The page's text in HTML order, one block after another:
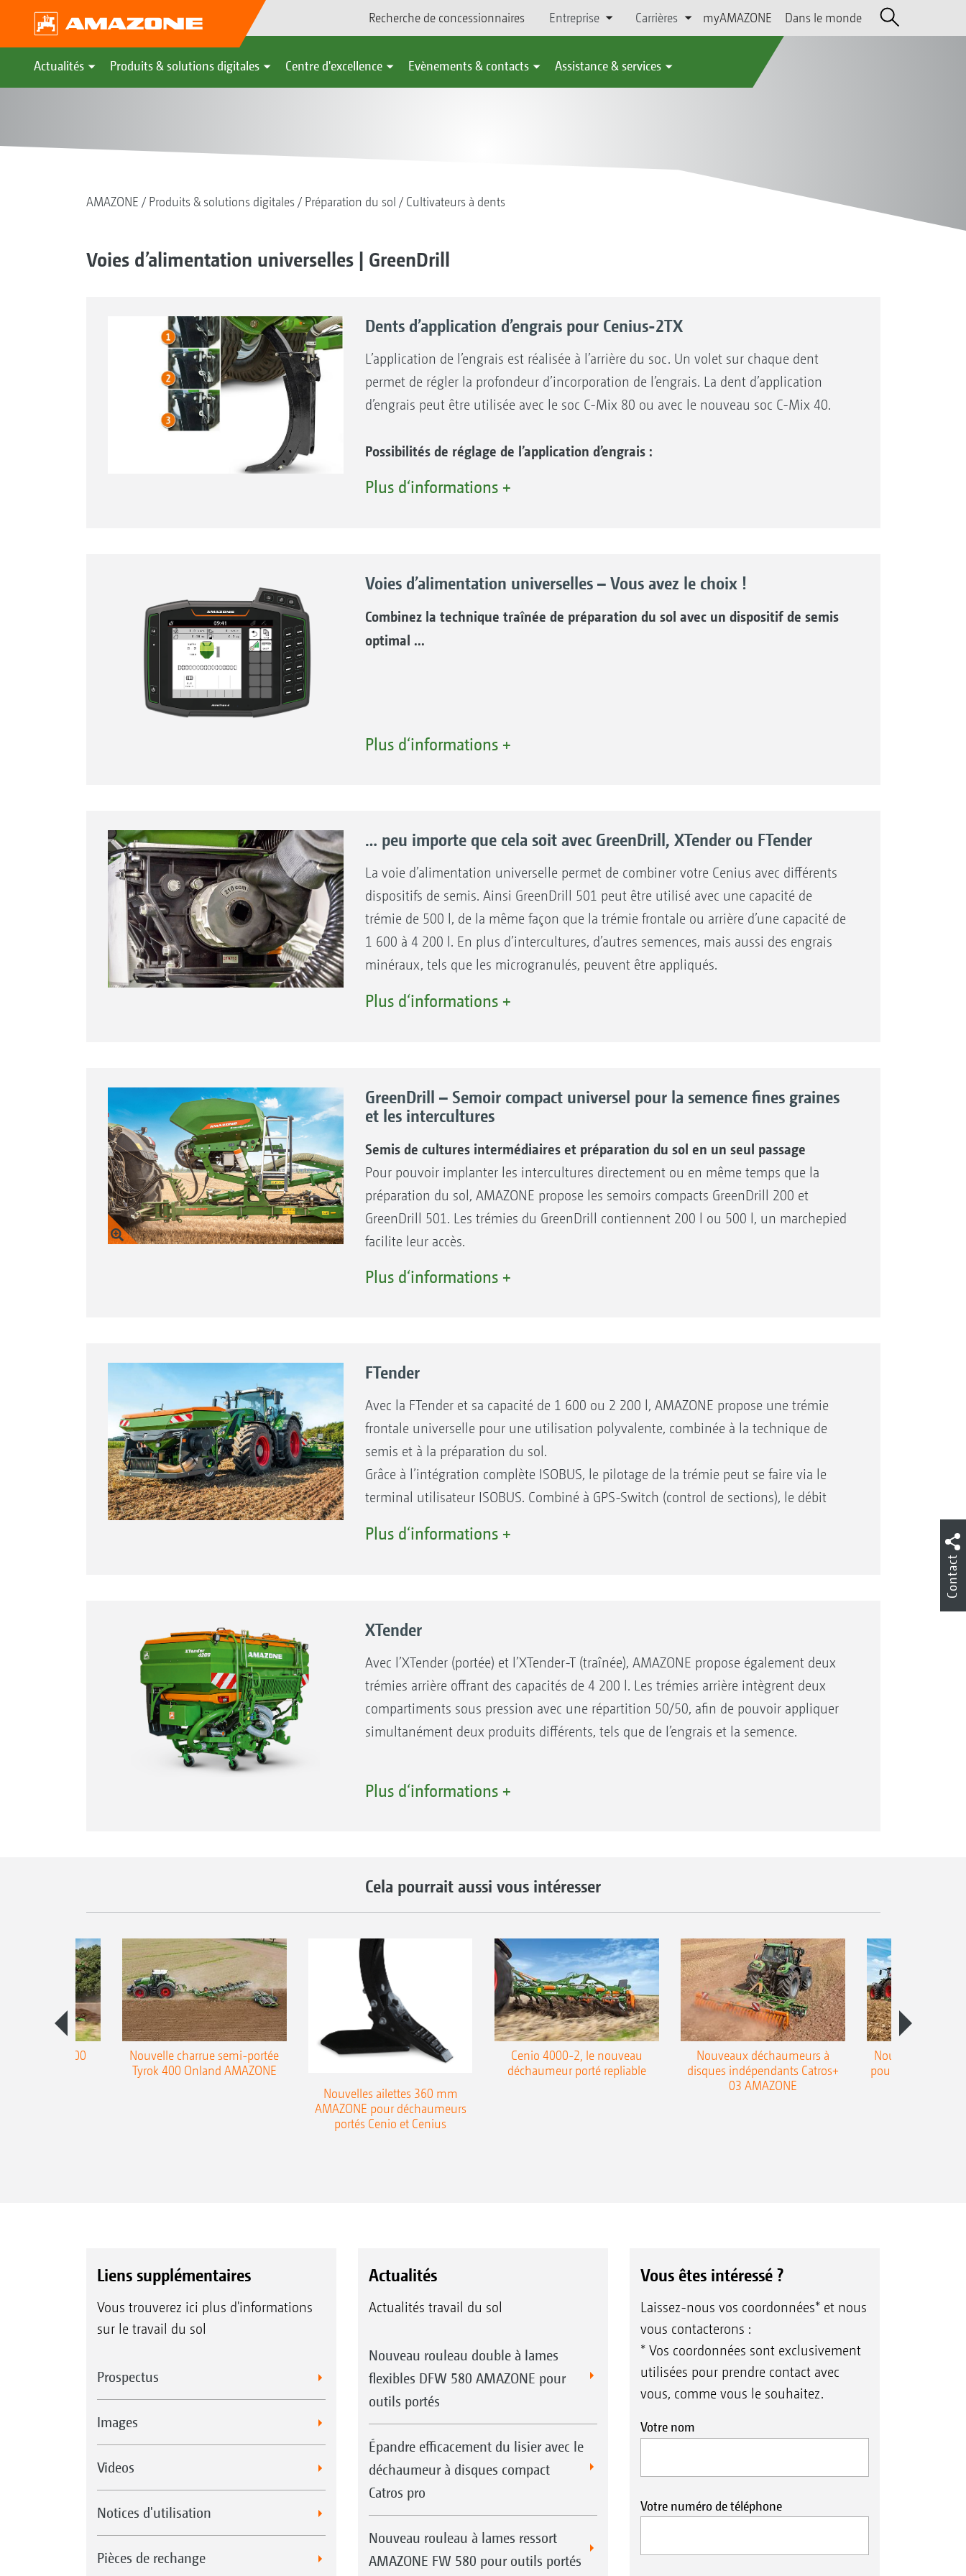
Recherche de concessionnaires Entreprise Carrières myAMAZONE Dans le monde
Actualités Produits & solutions digitales Centre d'excellence Evènements & contacts Assistance & services
AMAZONE Produits & solutions digitales Préparation du sol Cultivateurs à dents
Voies d’alimentation universelles | GreenDrill
Dents d’application d’engrais pour Cenius-2TX
L’application de l’engrais est réalisée à l’arrière du soc. Un volet sur chaque dent
permet de régler la profondeur d’incorporation de l’engrais. La dent d’application
d’engrais peut être utilisée avec le soc C-Mix 80 ou avec le nouveau soc C-Mix 40.
Possibilités de réglage de l’application d’engrais :
50 % superficielle/50 % localisée
Plus d‘informations +
Voies d’alimentation universelles – Vous avez le choix !
Combinez la technique traînée de préparation du sol avec un dispositif de semis
optimal ...
Avantages avec tête de distribution segmentée
Meilleure répartition transversale sur toute la largeur de travail
Combinaison de différents dispositifs de semis
Plus d‘informations +
… peu importe que cela soit avec GreenDrill, XTender ou FTender
La voie d’alimentation universelle permet de combiner votre Cenius avec différents
dispositifs de semis. Ainsi GreenDrill 501 peut être utilisé avec une capacité de
trémie de 500 l, de la même façon que la trémie frontale ou arrière d’une capacité de
1 600 à 4 200 l. En plus d’intercultures, d’autres semences, mais aussi des engrais
minéraux, tels que les microgranulés, peuvent être appliqués.
Plus d‘informations +
GreenDrill – Semoir compact universel pour la semence fines graines
et les intercultures
Semis de cultures intermédiaires et préparation du sol en un seul passage
Pour pouvoir implanter les intercultures directement ou en même temps que la
préparation du sol, AMAZONE propose les semoirs compacts GreenDrill 200 et
GreenDrill 501. Les trémies du GreenDrill contiennent 200 l ou 500 l, un marchepied
facilite leur accès.
Vos avantages
dosage
Incorporation sur une large surface par le biais de diffuseurs
Sécurité et confort d’accès par un marchepied
Dosage précis avec répartition transversale exceptionnelle
Commande machine confortable possible via ISOBUS (GD 501) pour permettre un
traitement des cartes de modulation spécifique à la surface parcellaire
Plus d‘informations +
FTender
Avec la FTender et sa capacité de 1 600 ou 2 200 l, AMAZONE propose une trémie
frontale universelle pour une utilisation polyvalente, combinée à la technique de
semis et à la préparation du sol.
Grâce à l’intégration complète ISOBUS, le pilotage de la trémie peut se faire via le
terminal utilisateur ISOBUS. Combiné à GPS-Switch (control de sections), le débit
carte de modulation.
Trémie frontale FTender 1600 avec Cenius-2TX
Plus d‘informations +
XTender
Avec l’XTender (portée) et l’XTender-T (traînée), AMAZONE propose également deux
trémies arrière offrant des capacités de 4 200 l. Les trémies arrière intègrent deux
compartiments sous pression avec une répartition 50/50, afin de pouvoir appliquer
simultanément deux produits différents, tels que de l’engrais et la semence.
Rendement élevé grâce à la capacité importante de trémie
Plus d‘informations +
Cela pourrait aussi vous intéresser
Teres 300
Nouvelle charrue semi-portée
Tyrok 400 Onland AMAZONE
Nouvelles ailettes 360 mm
AMAZONE pour déchaumeurs
portés Cenio et Cenius
Cenio 4000-2, le nouveau
déchaumeur porté repliable
Nouveaux déchaumeurs à
disques indépendants Catros+
03 AMAZONE
Nouvelle double
pour le
Liens supplémentaires
Vous trouverez ici plus d'informations
sur le travail du sol
Prospectus
Images
Videos
Notices d'utilisation
Pièces de rechange
Actualités
Actualités travail du sol
Nouveau rouleau double à lames
flexibles DFW 580 AMAZONE pour
outils portés
Épandre efficacement du lisier avec le
déchaumeur à disques compact
Catros pro
Nouveau rouleau à lames ressort
AMAZONE FW 580 pour outils portés
Vous êtes intéressé ?
Laissez-nous vos coordonnées* et nous
vous contacterons :
* Vos coordonnées sont exclusivement
utilisées pour prendre contact avec
vous, comme vous le souhaitez.
Votre nom
Votre numéro de téléphone
Contact